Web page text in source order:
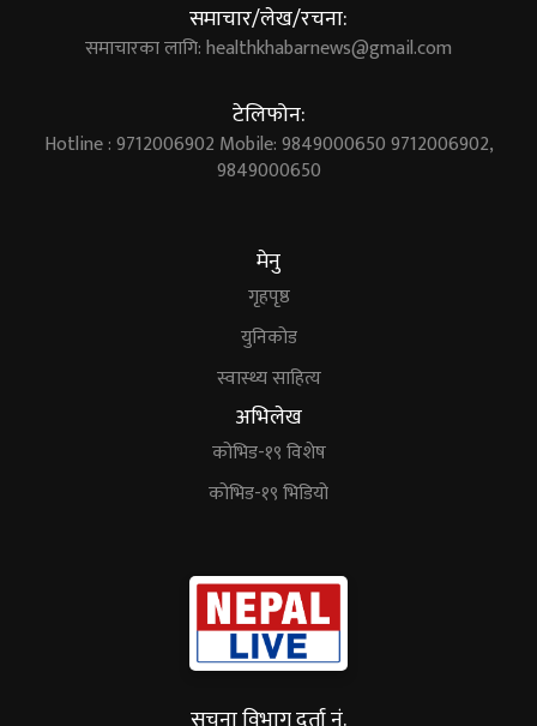
समाचार/लेख/रचना:
समाचारका लागि:healthkhabarnews@gmail.com
टेलिफोन:
Hotline : 9712006902 Mobile: 9849000650 9712006902,
9849000650
मेनु
गृहपृष्ठ
युनिकोड
स्वास्थ्य साहित्य
अभिलेख
कोभिड-१९ विशेष
कोभिड-१९ भिडियो